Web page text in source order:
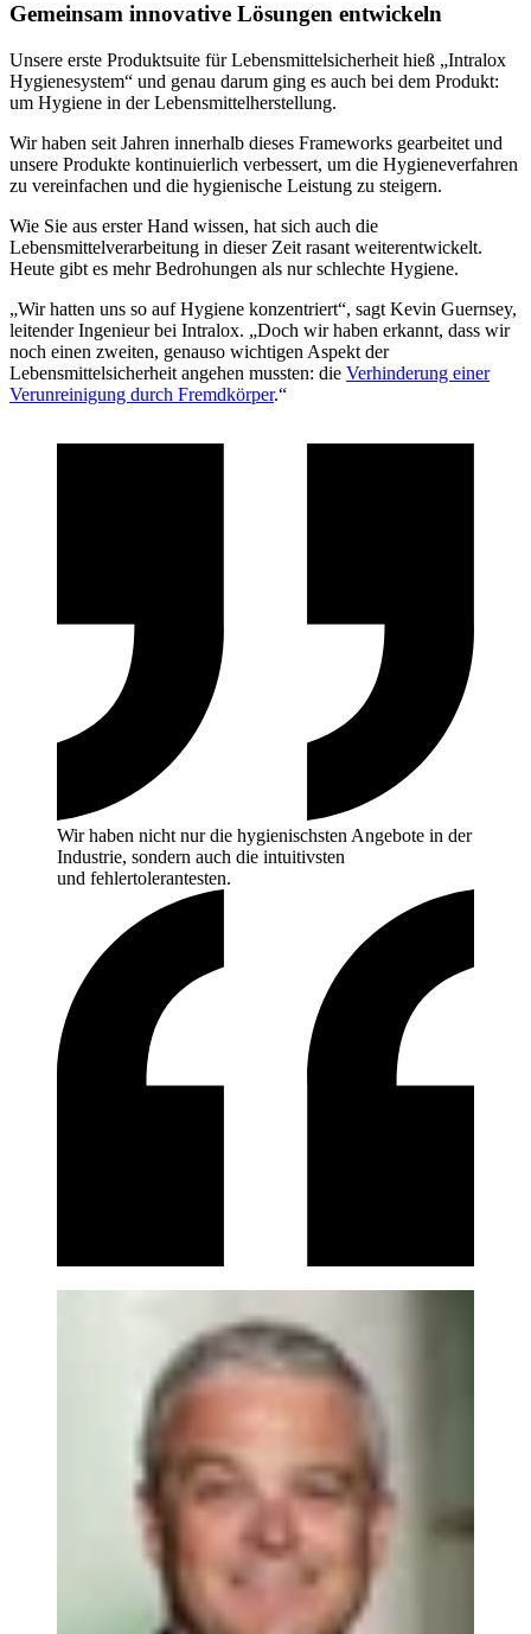
Gemeinsam innovative Lösungen entwickeln
Unsere erste Produktsuite für Lebensmittelsicherheit hieß „Intralox
Hygienesystem“ und genau darum ging es auch bei dem Produkt:
um Hygiene in der Lebensmittelherstellung.
Wir haben seit Jahren innerhalb dieses Frameworks gearbeitet und
unsere Produkte kontinuierlich verbessert, um die Hygieneverfahren
zu vereinfachen und die hygienische Leistung zu steigern.
Wie Sie aus erster Hand wissen, hat sich auch die
Lebensmittelverarbeitung in dieser Zeit rasant weiterentwickelt.
Heute gibt es mehr Bedrohungen als nur schlechte Hygiene.
„Wir hatten uns so auf Hygiene konzentriert“, sagt Kevin Guernsey,
leitender Ingenieur bei Intralox. „Doch wir haben erkannt, dass wir
noch einen zweiten, genauso wichtigen Aspekt der
Lebensmittelsicherheit angehen mussten: die Verhinderung einer
Verunreinigung durch Fremdkörper.“
Wir haben nicht nur die hygienischsten Angebote in der
Industrie, sondern auch die intuitivsten
und fehlertolerantesten.